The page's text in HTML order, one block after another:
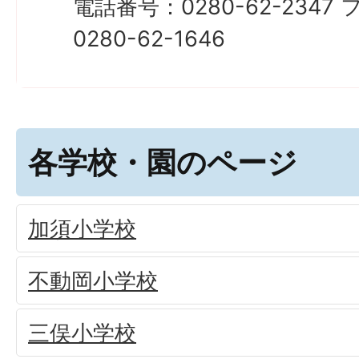
電話番号：0280-62-2347
0280-62-1646
各学校・園のページ
加須小学校
不動岡小学校
三俣小学校